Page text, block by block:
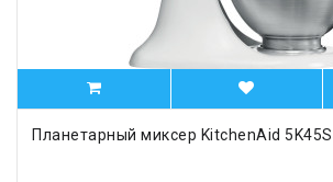
Планетарный миксер KitchenAid